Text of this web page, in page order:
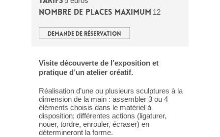
Nombre de places maximum 12
DEMANDE DE RÉSERVATION
Visite découverte de l’exposition et
pratique d’un atelier créatif.
Réalisation d’une ou plusieurs sculptures à la
dimension de la main : assembler 3 ou 4
éléments choisis dans le matériel à
disposition; différentes actions (ligaturer,
nouer, tordre, enrouler, écraser) en
détermineront la forme.